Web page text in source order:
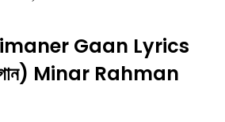
Gaan Lyrics
গান) Minar Rahman